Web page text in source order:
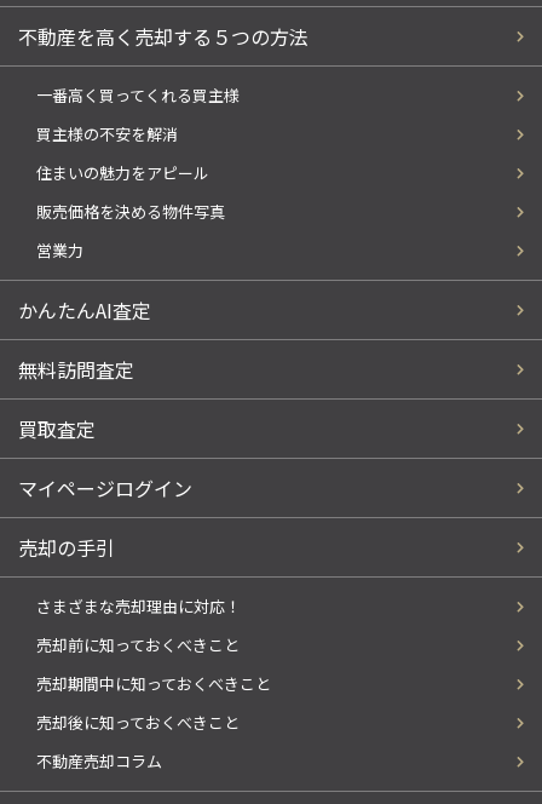
不動産を高く売却する５つの方法
一番高く買ってくれる買主様
買主様の不安を解消
住まいの魅力をアピール
販売価格を決める物件写真
営業力
かんたんAI査定
無料訪問査定
買取査定
マイページログイン
売却の手引
さまざまな売却理由に対応！
売却前に知っておくべきこと
売却期間中に知っておくべきこと
売却後に知っておくべきこと
不動産売却コラム